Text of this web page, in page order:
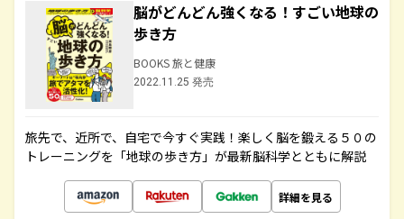
脳がどんどん強くなる！すごい地球の
歩き方
BOOKS 旅と健康
2022.11.25 発売
旅先で、近所で、自宅で今すぐ実践！楽しく脳を鍛える５０の
トレーニングを「地球の歩き方」が最新脳科学とともに解説
詳細を見る